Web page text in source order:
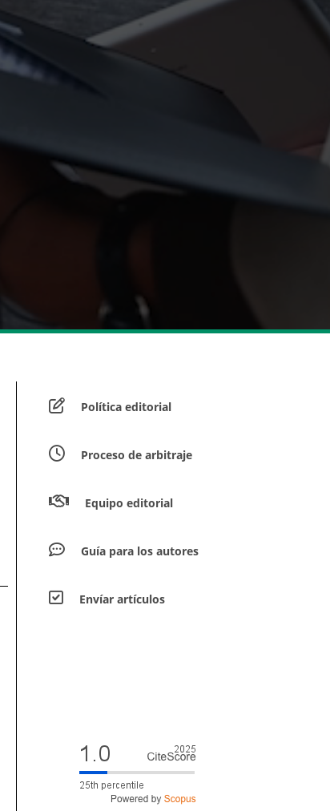
Política editorial
Proceso de arbitraje
Equipo editorial
Guía para los autores
Envíar artículos